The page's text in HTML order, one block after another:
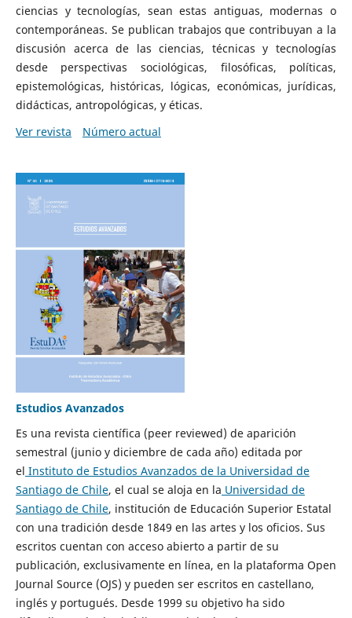
ciencias y tecnologías, sean estas antiguas, modernas o
contemporáneas. Se publican trabajos que contribuyan a la
discusión acerca de las ciencias, técnicas y tecnologías
desde perspectivas sociológicas, filosóficas, políticas,
epistemológicas, históricas, lógicas, económicas, jurídicas,
didácticas, antropológicas, y éticas.
Ver revista
Número actual
Estudios Avanzados
Es una revista científica (peer reviewed) de aparición
semestral (junio y diciembre de cada año) editada por
el Instituto de Estudios Avanzados de la Universidad de
Santiago de Chile, el cual se aloja en la Universidad de
Santiago de Chile, institución de Educación Superior Estatal
con una tradición desde 1849 en las artes y los oficios. Sus
escritos cuentan con acceso abierto a partir de su
publicación, exclusivamente en línea, en la plataforma Open
Journal Source (OJS) y pueden ser escritos en castellano,
inglés y portugués. Desde 1999 su objetivo ha sido